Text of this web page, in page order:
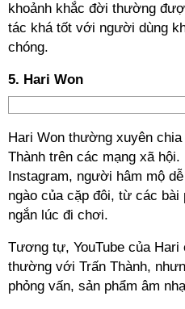
khoảnh khắc đời thường
tác khá tốt với người dùng
chóng.
5. Hari Won
Hari Won thường xuyên
Thành trên các mạng xã
Instagram, người hâm mộ
ngào của cặp đôi, từ các bài
ngắn lúc đi chơi.
Tương tự, YouTube của
thường với Trấn Thành,
phỏng vấn, sản phẩm âm